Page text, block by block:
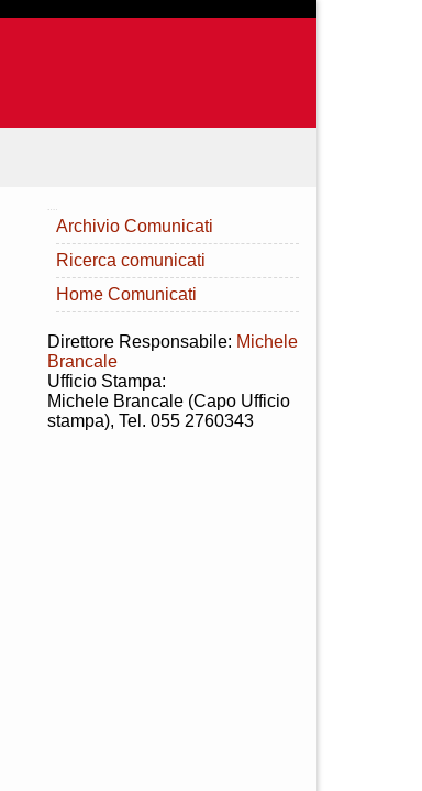
Archivio Comunicati
Ricerca comunicati
Home Comunicati
Direttore Responsabile: Michele
Brancale
Ufficio Stampa:
Michele Brancale (Capo Ufficio
stampa), Tel. 055 2760343